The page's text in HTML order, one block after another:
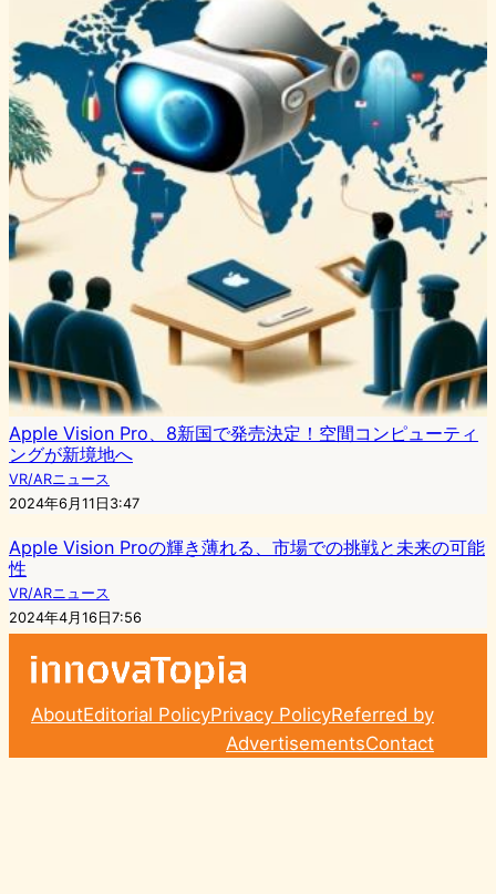
Apple Vision Pro、8新国で発売決定！空間コンピューティ
ングが新境地へ
VR/ARニュース
2024年6月11日3:47
Apple Vision Proの輝き薄れる、市場での挑戦と未来の可能
性
VR/ARニュース
2024年4月16日7:56
AboutEditorial PolicyPrivacy PolicyReferred by
AdvertisementsContact